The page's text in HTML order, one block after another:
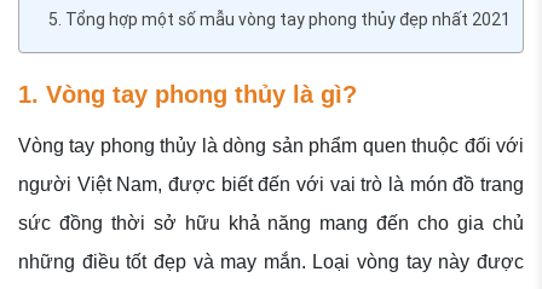
5. Tổng hợp một số mẫu vòng tay phong thủy đẹp nhất 2021
1. Vòng tay phong thủy là gì?
Vòng tay phong thủy là dòng sản phẩm quen thuộc đối với
người Việt Nam, được biết đến với vai trò là món đồ trang
sức đồng thời sở hữu khả năng mang đến cho gia chủ
những điều tốt đẹp và may mắn. Loại vòng tay này được